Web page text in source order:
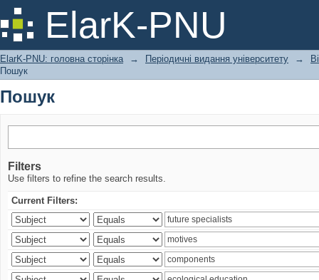
ElarK-PNU
Пошук
ElarK-PNU: головна сторінка → Періодичні видання університету →
Пошук
Пошук
Filters
Use filters to refine the search results.
Current Filters: